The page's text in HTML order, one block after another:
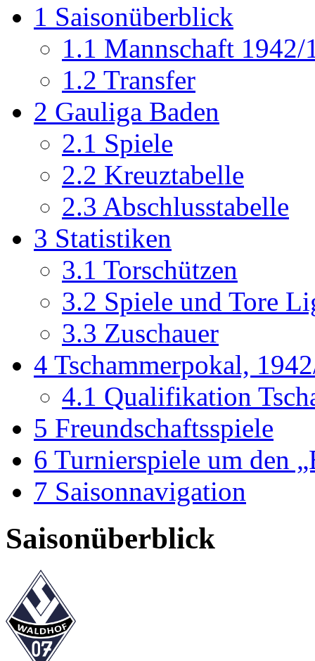
1 Saisonüberblick
1.1 Mannschaft 1942/
1.2 Transfer
2 Gauliga Baden
2.1 Spiele
2.2 Kreuztabelle
2.3 Abschlusstabelle
3 Statistiken
3.1 Torschützen
3.2 Spiele und Tore
3.3 Zuschauer
4 Tschammerpokal,
4.1 Qualifikation
5 Freundschaftsspiele
6 Turnierspiele um den
7 Saisonnavigation
Saisonüberblick